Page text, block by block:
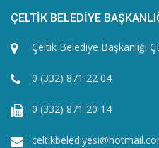
ÇELTİK BELEDİYE
Çeltik Belediye Başkanlığı
0 (332) 871 22 04
0 (332) 871 20 14